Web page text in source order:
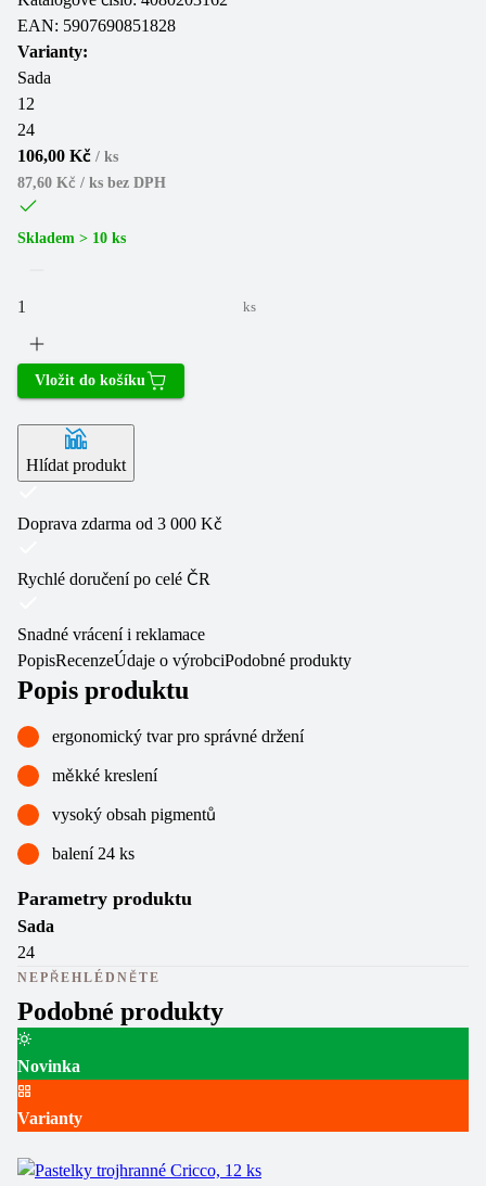
EAN: 5907690851828
Varianty:
Sada
12
24
106,00 Kč / ks
87,60 Kč / ks bez DPH
Skladem > 10 ks
ks
Vložit do košíku
Hlídat produkt
Doprava zdarma od 3 000 Kč
Rychlé doručení po celé ČR
Snadné vrácení i reklamace
PopisRecenzeÚdaje o výrobciPodobné produkty
Popis produktu
ergonomický tvar pro správné držení
měkké kreslení
vysoký obsah pigmentů
balení 24 ks
Parametry produktu
Sada
24
NEPŘEHLÉDNĚTE
Podobné produkty
Novinka
Varianty